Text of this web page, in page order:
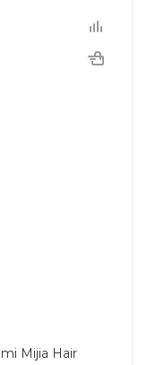
Mijia Hair